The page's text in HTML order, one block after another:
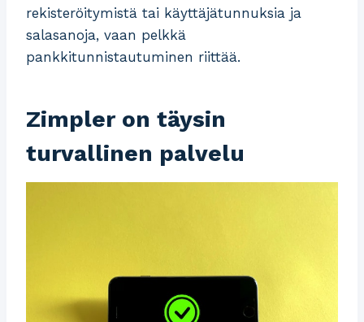
rekisteröitymistä tai käyttäjätunnuksia ja
salasanoja, vaan pelkkä
pankkitunnistautuminen riittää.
Zimpler on täysin
turvallinen palvelu